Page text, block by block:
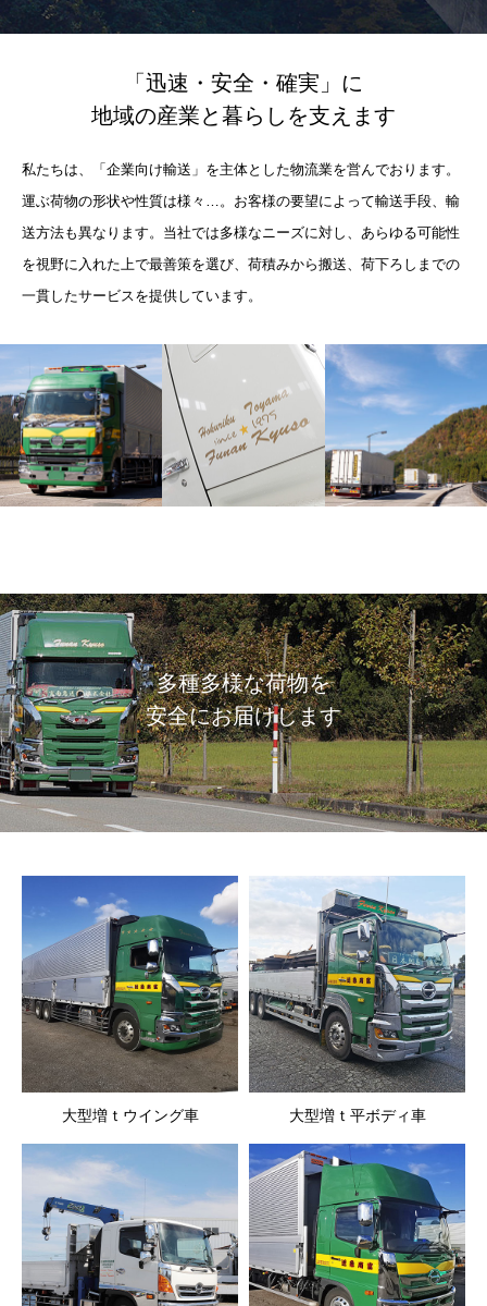
「迅速・安全・確実」に
地域の産業と暮らしを支えます
私たちは、「企業向け輸送」を主体とした物流業を営んでおります。
運ぶ荷物の形状や性質は様々…。お客様の要望によって輸送手段、輸
送方法も異なります。当社では多様なニーズに対し、あらゆる可能性
を視野に入れた上で最善策を選び、荷積みから搬送、荷下ろしまでの
一貫したサービスを提供しています。
多種多様な荷物を
安全にお届けします
大型増ｔウイング車 大型増ｔ平ボディ車